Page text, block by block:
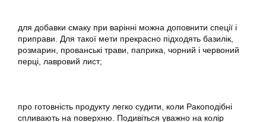
для добавки смаку при варінні можна доповнити спеції і
приправи. Для такої мети прекрасно підходять базилік,
розмарин, прованські трави, паприка, чорний і червоний
перці, лавровий лист;
про готовність продукту легко судити, коли Ракоподібні
спливають на поверхню. Подивіться уважно на колір